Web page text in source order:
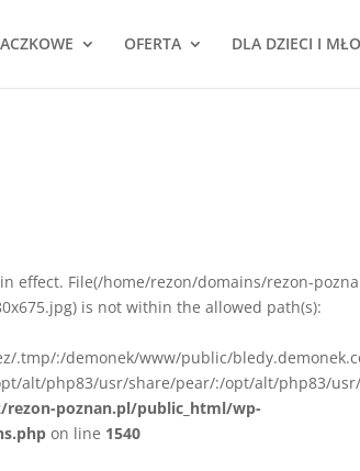
OFERTA DLA DZIECI I
effect. File(/home/rezon/domains/rezon-
is not within the allowed path(s):
.tmp/:/demonek/www/public/
alt/php83/usr/share/pear/:/opt/alt/php83/
poznan.pl/public_html/wp-
on line 1540